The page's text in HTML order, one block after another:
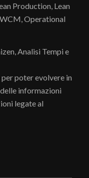
Production, Lean
Operational
Analisi Tempi e
poter evolvere in
informazioni
legate al